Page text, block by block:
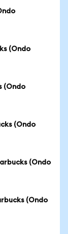
(Ondo
(Ondo
(Ondo
(Ondo
(Ondo